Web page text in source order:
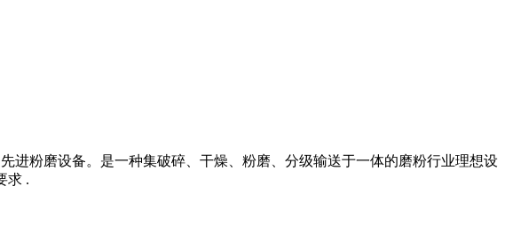
进粉磨设备。是一种集破碎、干燥、粉磨、分级输送于一体的磨粉行业理想设
求 .